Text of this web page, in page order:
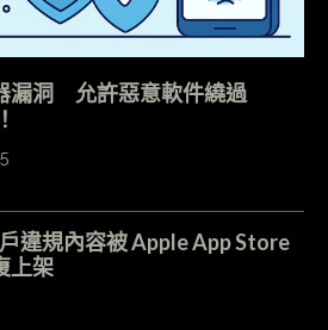
漏洞 允許惡意軟件繞過
違規內容被 Apple App Store
上架